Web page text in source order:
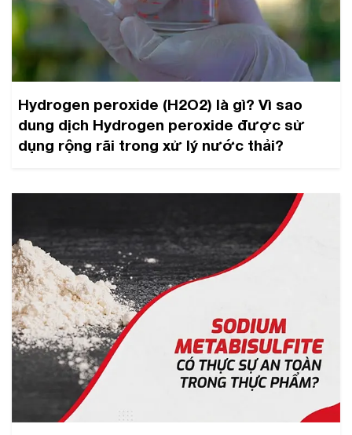
Hydrogen peroxide (H2O2) là gì? Vì sao
dung dịch Hydrogen peroxide được sử
dụng rộng rãi trong xử lý nước thải?